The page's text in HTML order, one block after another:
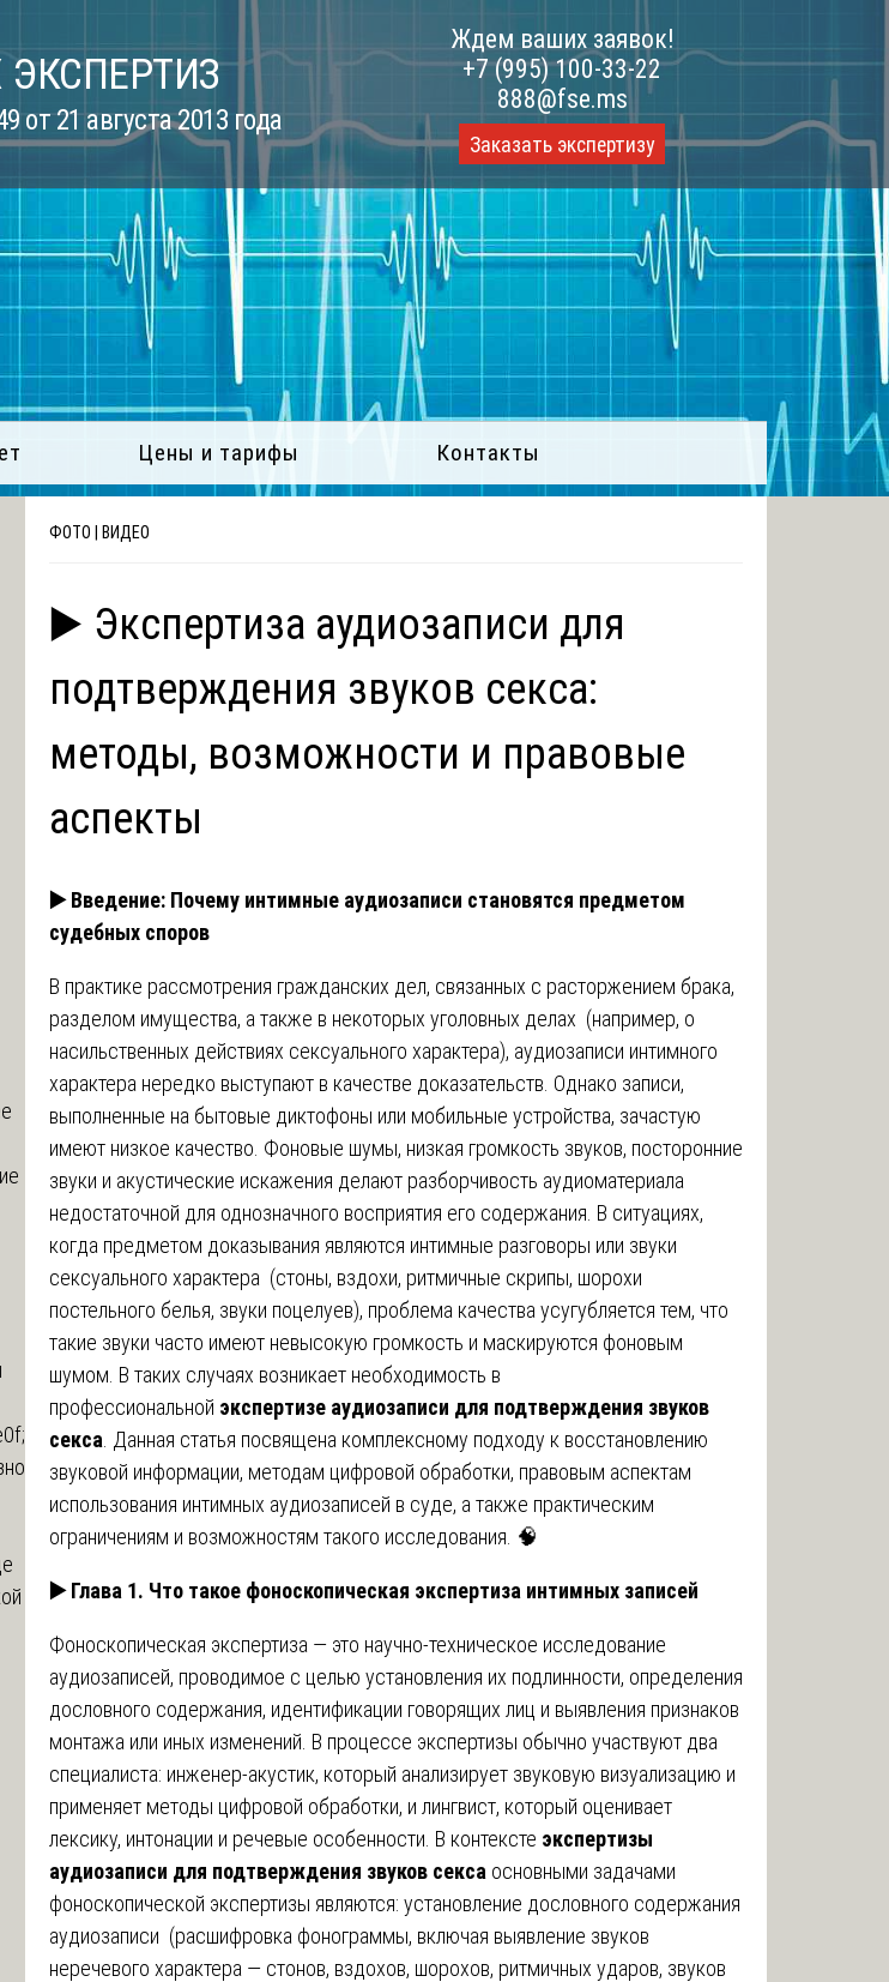
21 августа 2013 года
Ждем ваших заявок!
+7 (995) 100-33-22
888@fse.ms
Заказать экспертизу
Цены и тарифы Контакты
ФОТО | ВИДЕО
▶️ Экспертиза аудиозаписи для
подтверждения звуков секса:
методы, возможности и правовые
аспекты
▶️Введение: Почему интимные аудиозаписи становятся предметом
судебных споров
В практике рассмотрения гражданских дел, связанных с расторжением брака,
разделом имущества, а также в некоторых уголовных делах (например, о
насильственных действиях сексуального характера), аудиозаписи интимного
характера нередко выступают в качестве доказательств. Однако записи,
выполненные на бытовые диктофоны или мобильные устройства, зачастую
имеют низкое качество. Фоновые шумы, низкая громкость звуков, посторонние
звуки и акустические искажения делают разборчивость аудиоматериала
недостаточной для однозначного восприятия его содержания. В ситуациях,
когда предметом доказывания являются интимные разговоры или звуки
сексуального характера (стоны, вздохи, ритмичные скрипы, шорохи
постельного белья, звуки поцелуев), проблема качества усугубляется тем, что
такие звуки часто имеют невысокую громкость и маскируются фоновым
шумом. В таких случаях возникает необходимость в
профессиональной экспертизе аудиозаписи для подтверждения звуков
секса . Данная статья посвящена комплексному подходу к восстановлению
звуковой информации, методам цифровой обработки, правовым аспектам
использования интимных аудиозаписей в суде, а также практическим
ограничениям и возможностям такого исследования. 🧠
▶️Глава 1. Что такое фоноскопическая экспертиза интимных записей
Фоноскопическая экспертиза — это научно-техническое исследование
аудиозаписей, проводимое с целью установления их подлинности, определения
дословного содержания, идентификации говорящих лиц и выявления признаков
монтажа или иных изменений. В процессе экспертизы обычно участвуют два
специалиста: инженер-акустик, который анализирует звуковую визуализацию и
применяет методы цифровой обработки, и лингвист, который оценивает
лексику, интонации и речевые особенности. В контексте экспертизы
аудиозаписи для подтверждения звуков секса основными задачами
фоноскопической экспертизы являются: установление дословного содержания
аудиозаписи (расшифровка фонограммы, включая выявление звуков
неречевого характера — стонов, вздохов, шорохов, ритмичных ударов, звуков